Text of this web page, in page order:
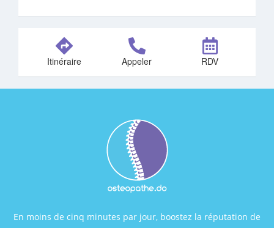
Itinéraire Appeler RDV
En moins de cinq minutes par jour, boostez la réputation de